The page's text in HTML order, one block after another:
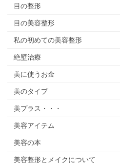
目の整形
目の美容整形
私の初めての美容整形
絶壁治療
美に使うお金
美のタイプ
美プラス・・・
美容アイテム
美容の本
美容整形とメイクについて